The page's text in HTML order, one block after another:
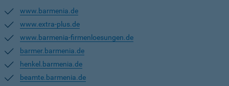
www.barmenia.de
www.extra-plus.de
www.barmenia-firmenloesungen.de
barmer.barmenia.de
henkel.barmenia.de
beamte.barmenia.de